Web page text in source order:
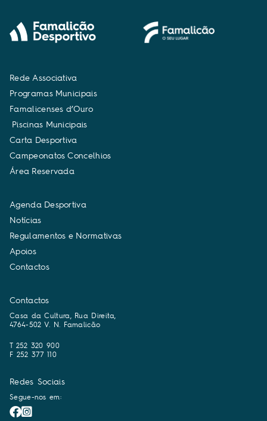
Rede Associativa
Programas Municipais
Famalicenses d’Ouro
Piscinas Municipais
Carta Desportiva
Campeonatos Concelhios
Área Reservada
Agenda Desportiva
Notícias
Regulamentos e Normativas
Apoios
Contactos
Contactos
Casa da Cultura, Rua Direita,
4764-502 V. N. Famalicão
T 252 320 900
F 252 377 110
Redes Sociais
Segue-nos em: